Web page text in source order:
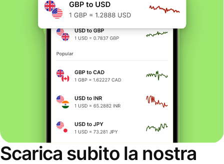
Scarica subito la nostra